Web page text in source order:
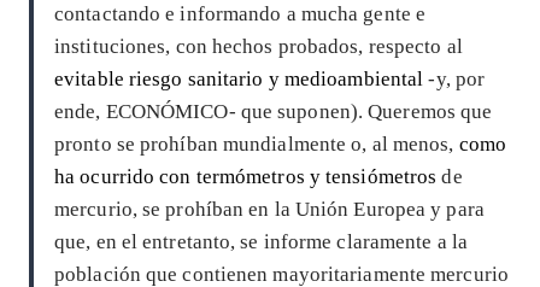
contactando e informando a mucha gente e
instituciones, con hechos probados, respecto al
evitable riesgo sanitario y medioambiental -y, por
ende, ECONÓMICO- que suponen). Queremos que
pronto se prohíban mundialmente o, al menos, como
ha ocurrido con termómetros y tensiómetros de
mercurio, se prohíban en la Unión Europea y para
que, en el entretanto, se informe claramente a la
población que contienen mayoritariamente mercurio